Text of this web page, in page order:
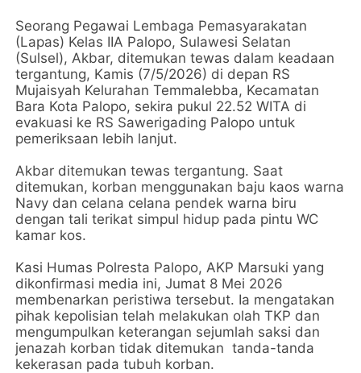
Seorang Pegawai Lembaga Pemasyarakatan
(Lapas) Kelas IIA Palopo, Sulawesi Selatan
(Sulsel), Akbar, ditemukan tewas dalam keadaan
tergantung, Kamis (7/5/2026) di depan RS
Mujaisyah Kelurahan Temmalebba, Kecamatan
Bara Kota Palopo, sekira pukul 22.52 WITA di
evakuasi ke RS Sawerigading Palopo untuk
pemeriksaan lebih lanjut.
Akbar ditemukan tewas tergantung. Saat
ditemukan, korban menggunakan baju kaos warna
Navy dan celana celana pendek warna biru
dengan tali terikat simpul hidup pada pintu WC
kamar kos.
Kasi Humas Polresta Palopo, AKP Marsuki yang
dikonfirmasi media ini, Jumat 8 Mei 2026
membenarkan peristiwa tersebut. Ia mengatakan
pihak kepolisian telah melakukan olah TKP dan
mengumpulkan keterangan sejumlah saksi dan
jenazah korban tidak ditemukan tanda-tanda
kekerasan pada tubuh korban.